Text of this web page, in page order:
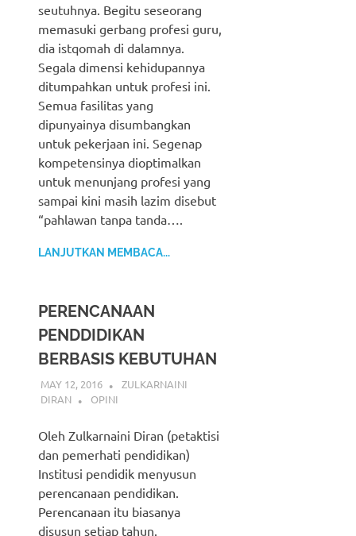
seutuhnya. Begitu seseorang
memasuki gerbang profesi guru,
dia istqomah di dalamnya.
Segala dimensi kehidupannya
ditumpahkan untuk profesi ini.
Semua fasilitas yang
dipunyainya disumbangkan
untuk pekerjaan ini. Segenap
kompetensinya dioptimalkan
untuk menunjang profesi yang
sampai kini masih lazim disebut
“pahlawan tanpa tanda….
LANJUTKAN MEMBACA...
PERENCANAAN
PENDDIDIKAN
BERBASIS KEBUTUHAN
MAY 12, 2016
ZULKARNAINI
DIRAN
OPINI
Oleh Zulkarnaini Diran (petaktisi
dan pemerhati pendidikan)
Institusi pendidik menyusun
perencanaan pendidikan.
Perencanaan itu biasanya
disusun setiap tahun.